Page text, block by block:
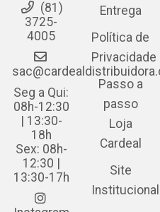
(81)
3725-
4005
Seg a Qui:
08h-12:30
| 13:30-
18h
Sex: 08h-
12:30 |
13:30-17h
Entrega
Política de
Privacidade
Passo a
passo
Loja
Cardeal
Site
Institucional